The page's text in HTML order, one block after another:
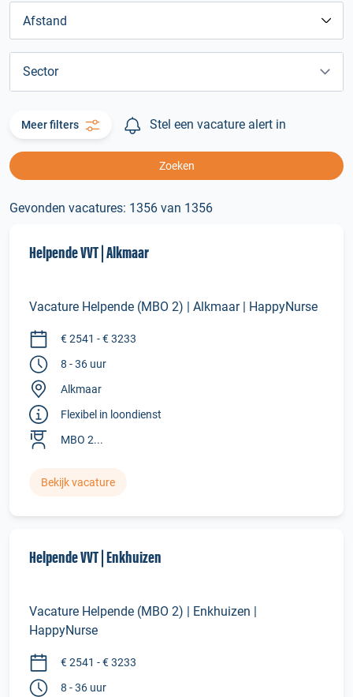
Afstand
Sector
Meer filters Stel een vacature alert in
Zoeken
Gevonden vacatures: 1356 van 1356
Helpende VVT | Alkmaar
Vacature Helpende (MBO 2) | Alkmaar | HappyNurse
€ 2541 - € 3233
8 - 36 uur
Alkmaar
Flexibel in loondienst
MBO 2...
Bekijk vacature
Helpende VVT | Enkhuizen
Vacature Helpende (MBO 2) | Enkhuizen |
HappyNurse
€ 2541 - € 3233
8 - 36 uur